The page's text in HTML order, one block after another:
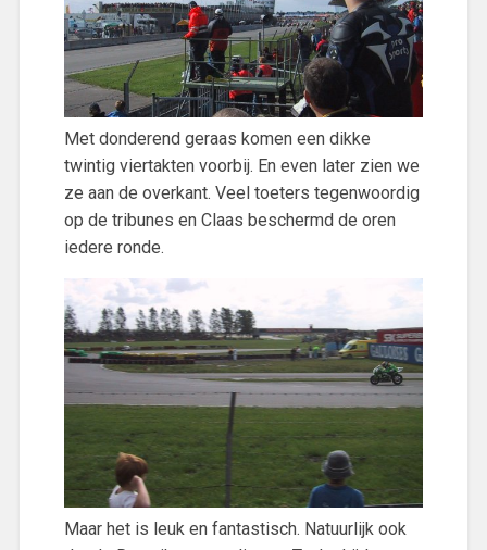
Met donderend geraas komen een dikke
twintig viertakten voorbij. En even later zien we
ze aan de overkant. Veel toeters tegenwoordig
op de tribunes en Claas beschermd de oren
iedere ronde.
Maar het is leuk en fantastisch. Natuurlijk ook